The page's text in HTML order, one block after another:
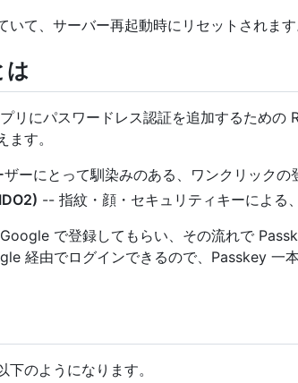
て、サーバー再起動時にリセットされます
は
リにパスワードレス認証を追加するための
す。
ーにとって馴染みのある、ワンクリックの
-- 指紋・顔・セキュリティキーによる
で登録してもらい、その流れで
経由でログインできるので、Passkey 一
のようになります。